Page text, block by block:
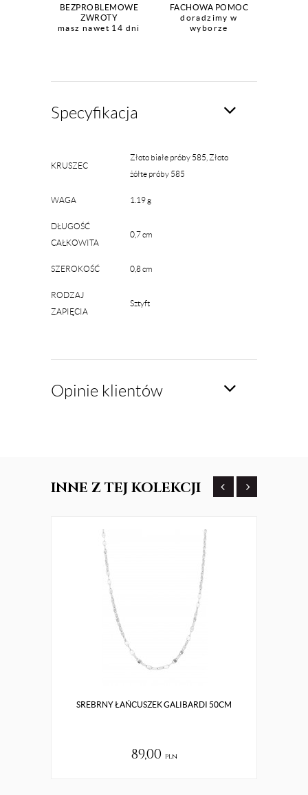
BEZPROBLEMOWE
ZWROTY
masz nawet 14 dni
FACHOWA POMOC
doradzimy w
wyborze
Specyfikacja
KRUSZEC
Złoto białe próby 585, Złoto
żółte próby 585
WAGA 1.19 g
DŁUGOŚĆ
CAŁKOWITA
0,7 cm
SZEROKOŚĆ 0,8 cm
RODZAJ
ZAPIĘCIA
Sztyft
Opinie klientów
INNE Z TEJ KOLEKCJI
SREBRNY ŁAŃCUSZEK GALIBARDI 50CM
89,00 pln